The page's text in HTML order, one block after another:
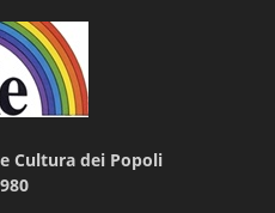
Cultura dei Popoli